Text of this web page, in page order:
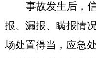
事故发生后，
报、漏报、瞒报情
场处置得当，应急